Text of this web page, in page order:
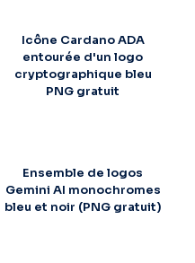
Icône Cardano ADA
entourée d'un logo
cryptographique bleu
PNG gratuit
Ensemble de logos
Gemini AI monochromes
bleu et noir (PNG gratuit)